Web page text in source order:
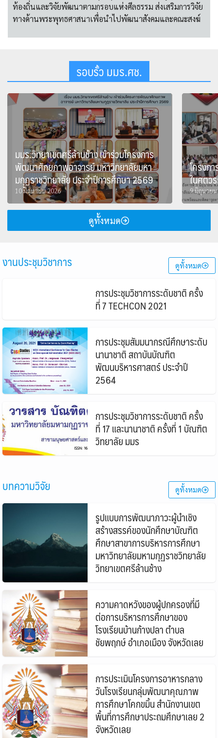
ท้องถิ่นและวิจัยพัฒนาตามกรอบแห่งศีลธรรม ส่งเสริมการวิจัย
ทางด้านพระพุทธศาสนาเพื่อนำไปพัฒนาสังคมและคณะสงฆ์
รอบรั้ว มมร.ศช.
มมร.วิทยาเขตศรีล้านช้าง เข้าร่วมโครงการ
พัฒนาศักยภาพอาจารย์ มหาวิทยาลัยมหา
มกุุฏราชวิทยาลัย ประจำปีการศึกษา 2569
10 มิถุนายน 2026
โครงก
ในศตว
9 มิถุนายน
ดูทั้งหมด
งานประชุมวิชาการ ดูทั้งหมด
การประชุมวิชาการระดับชาติ ครั้ง
ที่ 7 TECHCON 2021
การประชุมสัมมนากรณีศึกษาระดับ
นานาชาติ สถาบันบัณฑิต
พัฒนบริหารศาสตร์ ประจำปี
2564
การประชุมวิชาการระดับชาติ ครั้ง
ที่ 17 และนานาชาติ ครั้งที่ 1 บัณฑิต
วิทยาลัย มมร
บทความวิจัย ดูทั้งหมด
รูปแบบการพัฒนาภาวะผู้นำเชิง
สร้างสรรค์ของนักศึกษาบัณฑิต
ศึกษาสาขาการบริหารการศึกษา
มหาวิทยาลัยมหามกุฏราชวิทยาลัย
วิทยาเขตศรีล้านช้าง
ความคาดหวังของผู้ปกครองที่มี
ต่อการบริหารการศึกษาของ
โรงเรียนบ้านก้างปลา ตำบล
ชัยพฤกษ์ อำเภอเมือง จังหวัดเลย
การประเมินโครงการอาหารกลาง
วันโรงเรียนกลุ่มพัฒนาคุณภาพ
การศึกษาโคกขมิ้น สำนักงานเขต
พื้นที่การศึกษาประถมศึกษาเลย 2
จังหวัดเลย